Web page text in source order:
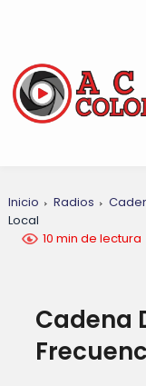
Inicio Radios
Local
10 min de lectura
Cadena